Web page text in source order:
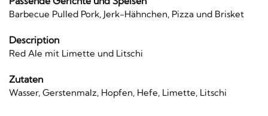
Barbecue Pulled Pork, Jerk-Hähnchen, Pizza und Brisket
Description
Red Ale mit Limette und Litschi
Zutaten
Wasser, Gerstenmalz, Hopfen, Hefe, Limette, Litschi